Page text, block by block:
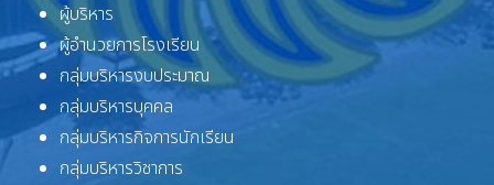
ผู้บริหาร
ผู้อำนวยการโรงเรียน
กลุ่มบริหารงบประมาณ
กลุ่มบริหารบุคคล
กลุ่มบริหารกิจการนักเรียน
กลุ่มบริหารวิชาการ